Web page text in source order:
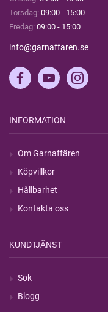
Torsdag: 09:00 - 15:00
Fredag: 09:00 - 15:00
info@garnaffaren.se
INFORMATION
Om Garnaffären
Köpvillkor
Hållbarhet
Kontakta oss
KUNDTJÄNST
Sök
Blogg